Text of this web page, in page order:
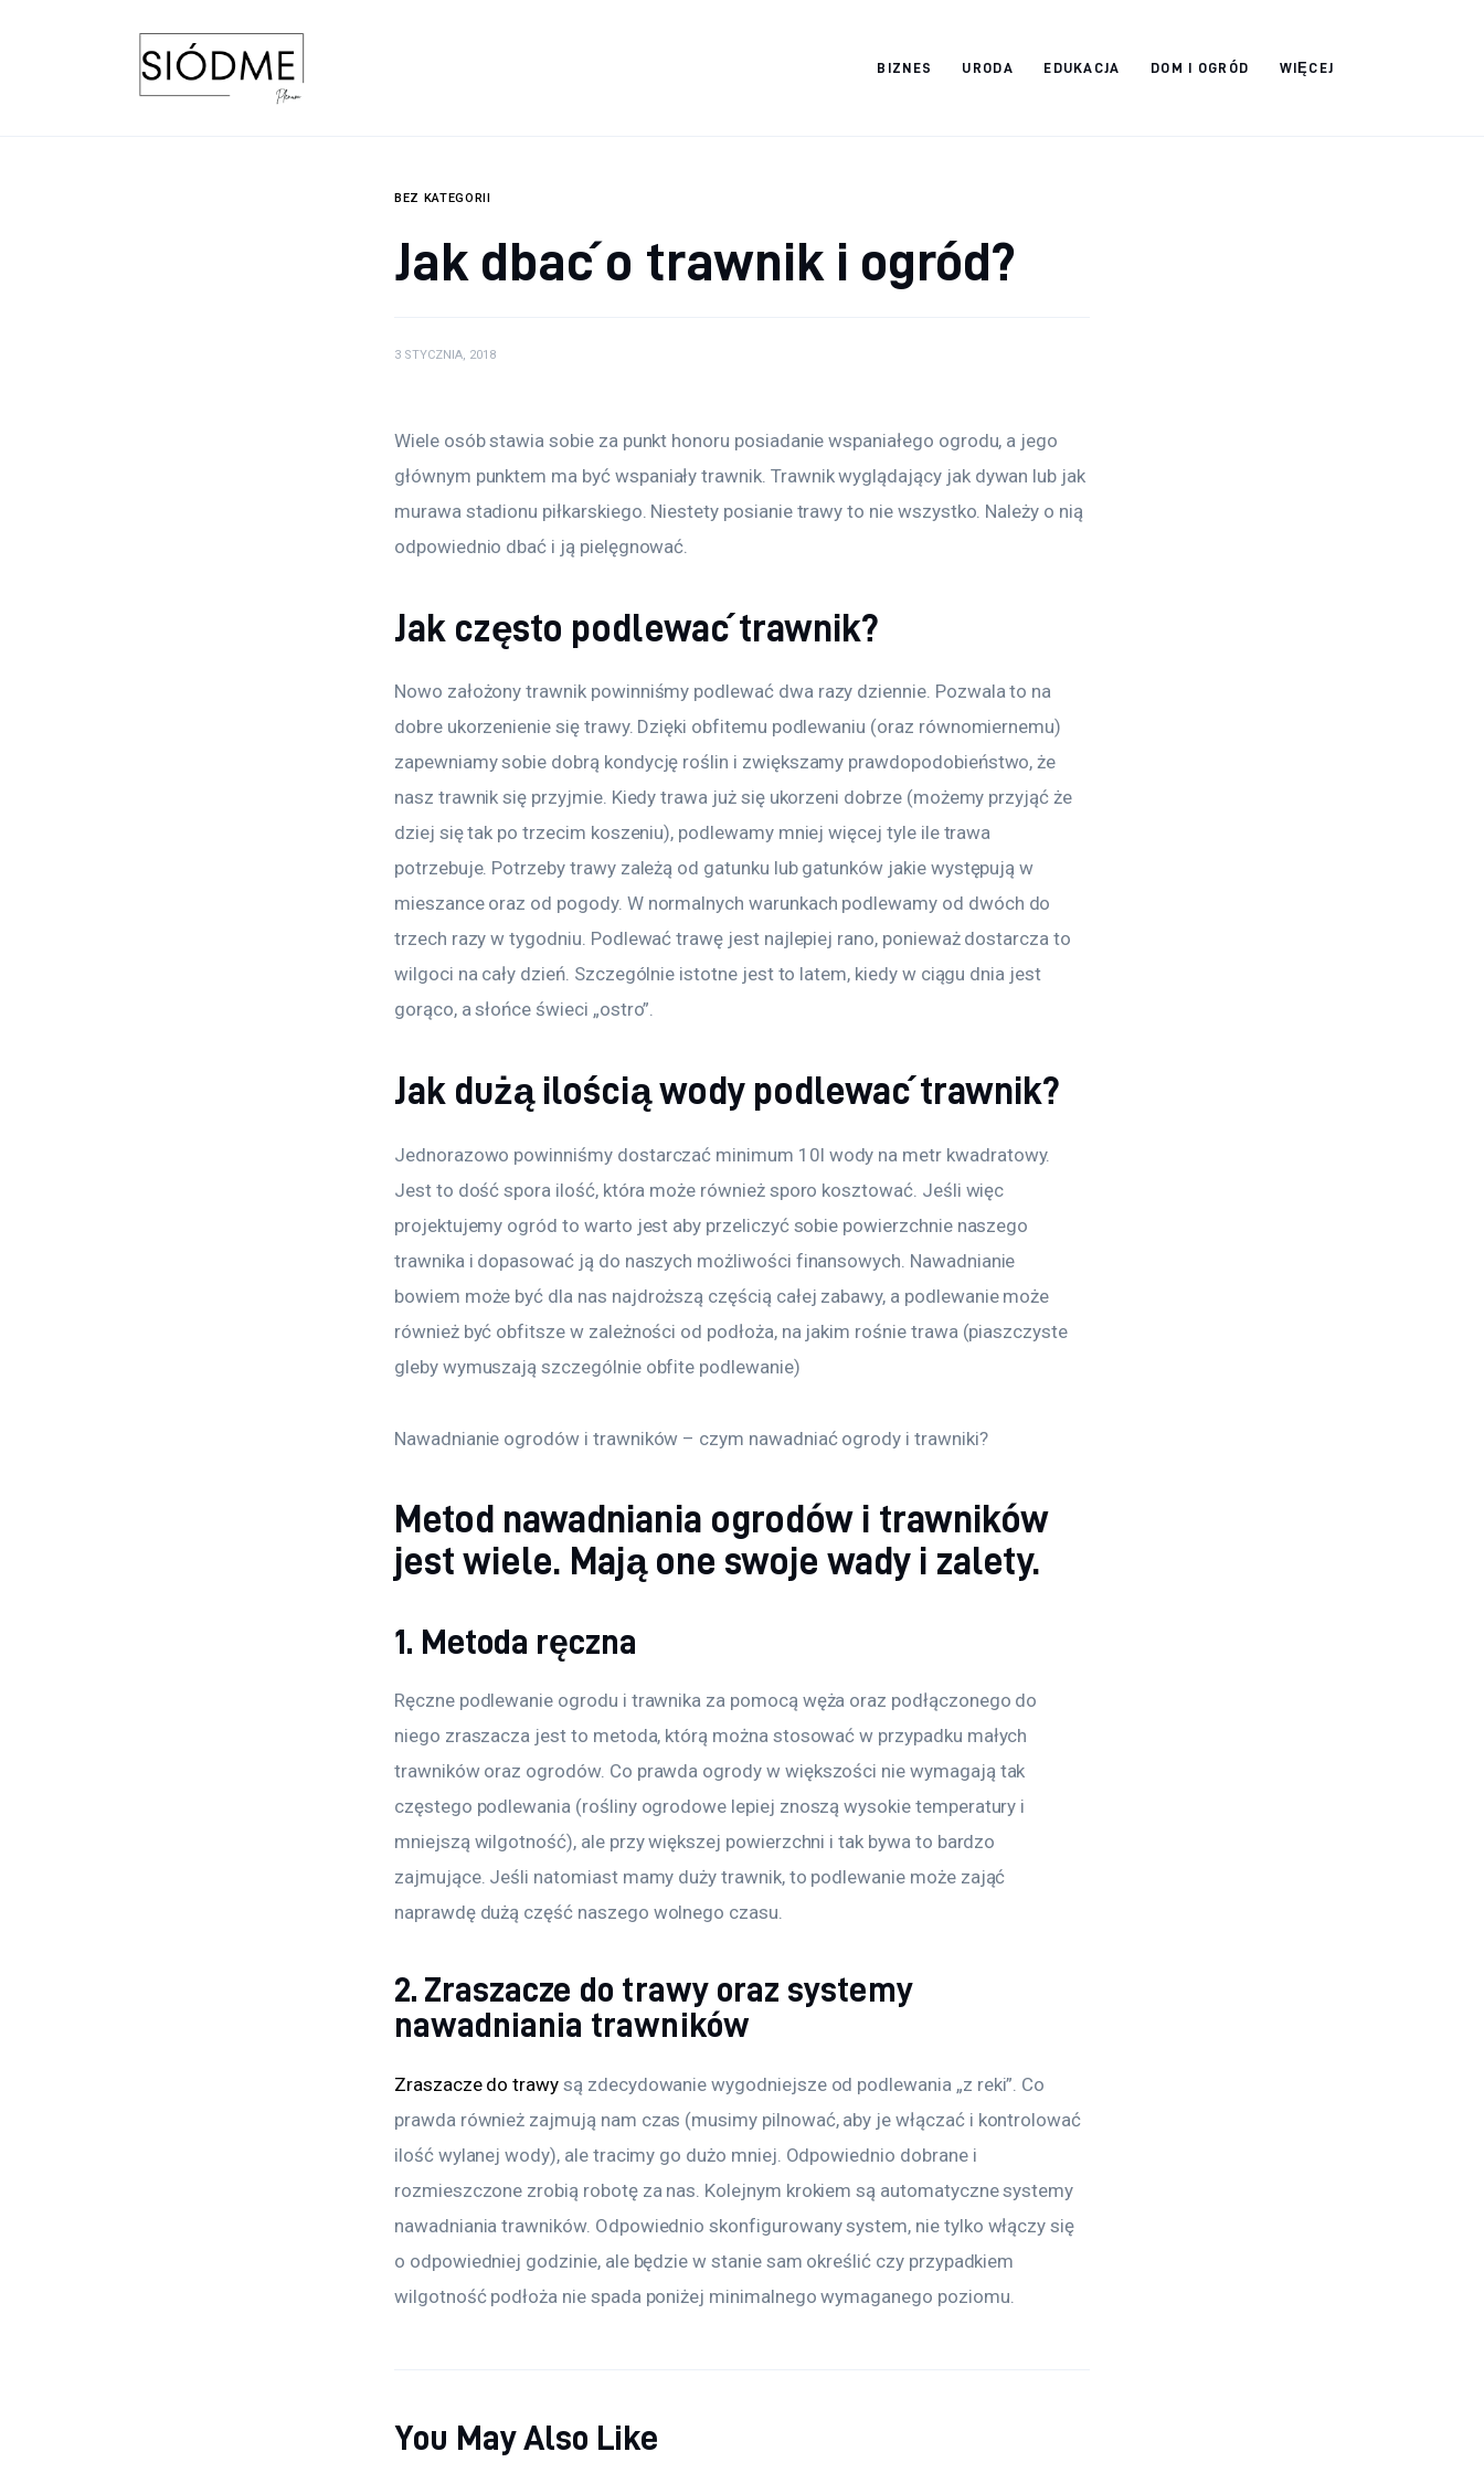
BIZNES URODA EDUKACJA DOM I OGRÓD WIĘCEJ
BEZ KATEGORII
Jak dbać o trawnik i ogród?
3 STYCZNIA, 2018
Wiele osób stawia sobie za punkt honoru posiadanie wspaniałego ogrodu, a jego
głównym punktem ma być wspaniały trawnik. Trawnik wyglądający jak dywan lub jak
murawa stadionu piłkarskiego. Niestety posianie trawy to nie wszystko. Należy o nią
odpowiednio dbać i ją pielęgnować.
Jak często podlewać trawnik?
Nowo założony trawnik powinniśmy podlewać dwa razy dziennie. Pozwala to na
dobre ukorzenienie się trawy. Dzięki obfitemu podlewaniu (oraz równomiernemu)
zapewniamy sobie dobrą kondycję roślin i zwiększamy prawdopodobieństwo, że
nasz trawnik się przyjmie. Kiedy trawa już się ukorzeni dobrze (możemy przyjąć że
dziej się tak po trzecim koszeniu), podlewamy mniej więcej tyle ile trawa
potrzebuje. Potrzeby trawy zależą od gatunku lub gatunków jakie występują w
mieszance oraz od pogody. W normalnych warunkach podlewamy od dwóch do
trzech razy w tygodniu. Podlewać trawę jest najlepiej rano, ponieważ dostarcza to
wilgoci na cały dzień. Szczególnie istotne jest to latem, kiedy w ciągu dnia jest
gorąco, a słońce świeci „ostro”.
Jak dużą ilością wody podlewać trawnik?
Jednorazowo powinniśmy dostarczać minimum 10l wody na metr kwadratowy.
Jest to dość spora ilość, która może również sporo kosztować. Jeśli więc
projektujemy ogród to warto jest aby przeliczyć sobie powierzchnie naszego
trawnika i dopasować ją do naszych możliwości finansowych. Nawadnianie
bowiem może być dla nas najdroższą częścią całej zabawy, a podlewanie może
również być obfitsze w zależności od podłoża, na jakim rośnie trawa (piaszczyste
gleby wymuszają szczególnie obfite podlewanie)
Nawadnianie ogrodów i trawników – czym nawadniać ogrody i trawniki?
Metod nawadniania ogrodów i trawników
jest wiele. Mają one swoje wady i zalety.
1. Metoda ręczna
Ręczne podlewanie ogrodu i trawnika za pomocą węża oraz podłączonego do
niego zraszacza jest to metoda, którą można stosować w przypadku małych
trawników oraz ogrodów. Co prawda ogrody w większości nie wymagają tak
częstego podlewania (rośliny ogrodowe lepiej znoszą wysokie temperatury i
mniejszą wilgotność), ale przy większej powierzchni i tak bywa to bardzo
zajmujące. Jeśli natomiast mamy duży trawnik, to podlewanie może zająć
naprawdę dużą część naszego wolnego czasu.
2. Zraszacze do trawy oraz systemy
nawadniania trawników
Zraszacze do trawy są zdecydowanie wygodniejsze od podlewania „z reki”. Co
prawda również zajmują nam czas (musimy pilnować, aby je włączać i kontrolować
ilość wylanej wody), ale tracimy go dużo mniej. Odpowiednio dobrane i
rozmieszczone zrobią robotę za nas. Kolejnym krokiem są automatyczne systemy
nawadniania trawników. Odpowiednio skonfigurowany system, nie tylko włączy się
o odpowiedniej godzinie, ale będzie w stanie sam określić czy przypadkiem
wilgotność podłoża nie spada poniżej minimalnego wymaganego poziomu.
You May Also Like